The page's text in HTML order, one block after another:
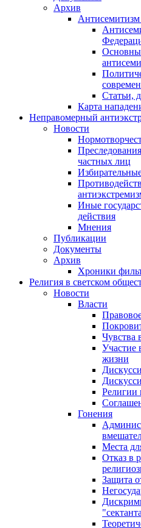
Архив
Антисемитизм
Статьи,
Карта
Неправомерный
Новости
частных лиц
Иные
действия
Мнения
Публикации
Документы
Архив
Хроники
Религия в светском
Новости
Власти
Чувства
Участие
жизни
Религии
Гонения
Места
Отказ в
Защита